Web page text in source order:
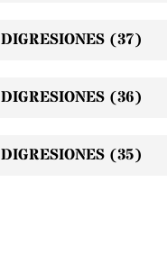
DIGRESIONES (37)
DIGRESIONES (36)
DIGRESIONES (35)